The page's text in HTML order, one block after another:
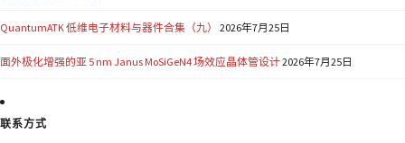
QuantumATK 低维电子材料与器件合集（九） 2026年7月25日
面外极化增强的亚 5 nm Janus MoSiGeN4 场效应晶体管设计2026年7月25日
联系方式